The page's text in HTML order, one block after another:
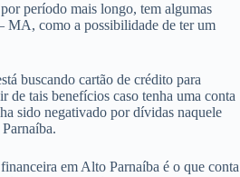
período mais longo, tem algumas
MA, como a possibilidade de ter um
buscando cartão de crédito para
de tais benefícios caso tenha uma conta
sido negativado por dívidas naquele
em Alto Parnaíba é o que conta